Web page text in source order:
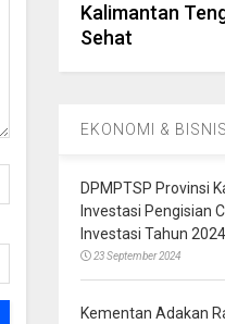
Kalimantan
Sehat
EKONOMI & BISNIS
DPMPTSP Provinsi
Investasi Pengisian
Investasi Tahun 2024
23 September 2024
Kementan Adakan